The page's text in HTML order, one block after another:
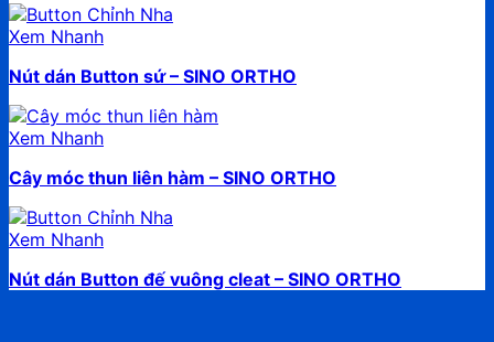
Xem Nhanh
Nút dán Button sứ – SINO ORTHO
Xem Nhanh
Cây móc thun liên hàm – SINO ORTHO
Xem Nhanh
Nút dán Button đế vuông cleat – SINO ORTHO